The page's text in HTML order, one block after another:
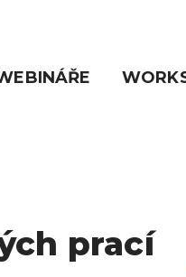
prací